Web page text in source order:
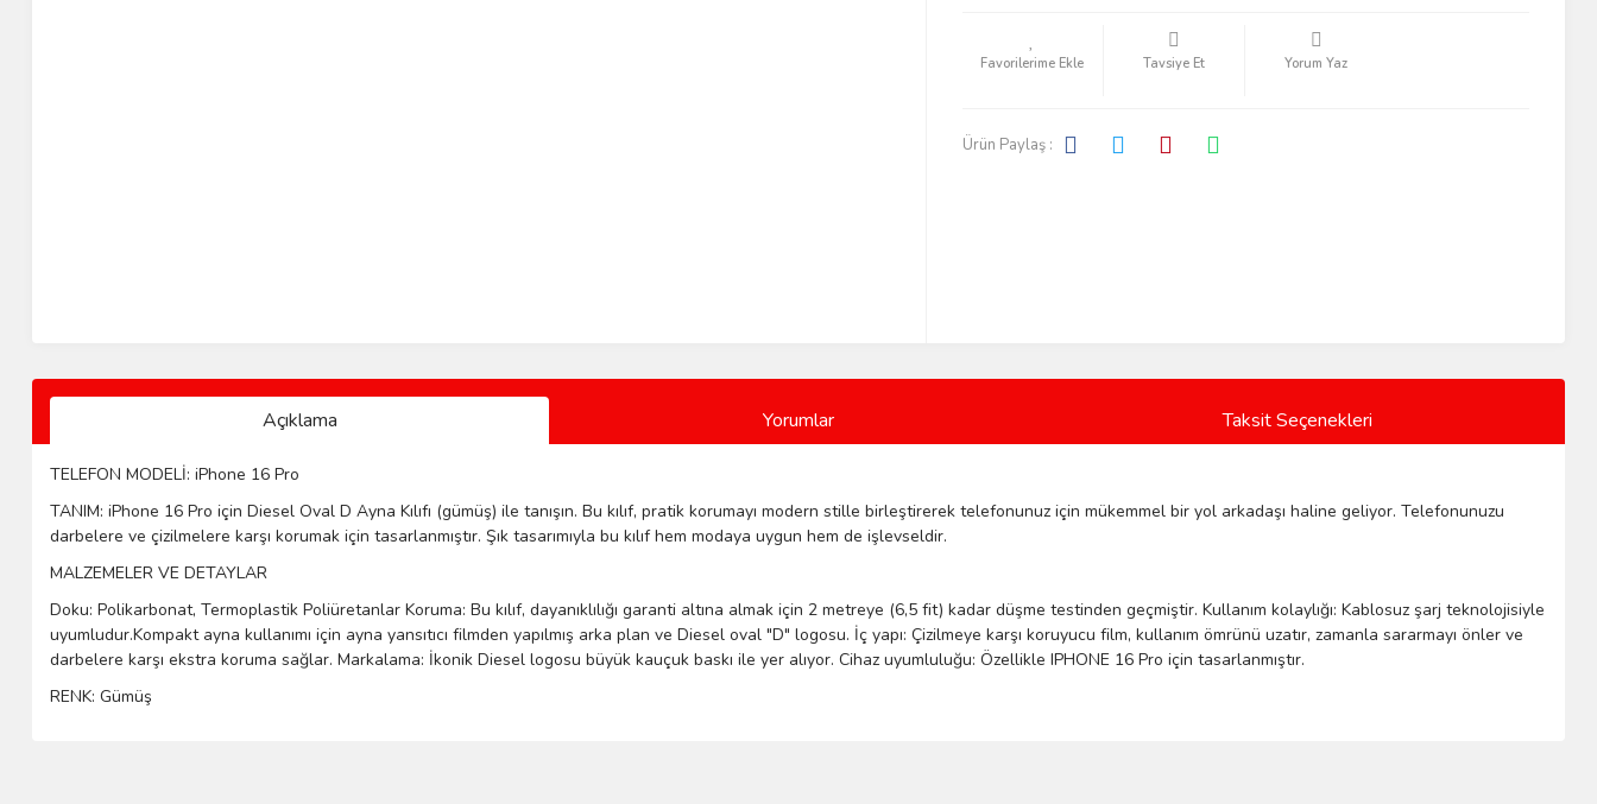
Tavsiye Et Yorum Yaz
Ürün Paylaş :
Açıklama Yorumlar Taksit Seçenekleri
TELEFON MODELİ: iPhone 16 Pro
TANIM: iPhone 16 Pro için Diesel Oval D Ayna Kılıfı (gümüş) ile tanışın. Bu kılıf, pratik korumayı modern stille birleştirerek telefonunuz için mükemmel bir yol arkadaşı haline geliyor. Telefonunuzu
darbelere ve çizilmelere karşı korumak için tasarlanmıştır. Şık tasarımıyla bu kılıf hem modaya uygun hem de işlevseldir.
MALZEMELER VE DETAYLAR
Doku: Polikarbonat, Termoplastik Poliüretanlar Koruma: Bu kılıf, dayanıklılığı garanti altına almak için 2 metreye (6,5 fit) kadar düşme testinden geçmiştir. Kullanım kolaylığı: Kablosuz şarj teknolojisiyle
uyumludur.Kompakt ayna kullanımı için ayna yansıtıcı filmden yapılmış arka plan ve Diesel oval "D" logosu. İç yapı: Çizilmeye karşı koruyucu film, kullanım ömrünü uzatır, zamanla sararmayı önler ve
darbelere karşı ekstra koruma sağlar. Markalama: İkonik Diesel logosu büyük kauçuk baskı ile yer alıyor. Cihaz uyumluluğu: Özellikle IPHONE 16 Pro için tasarlanmıştır.
RENK: Gümüş